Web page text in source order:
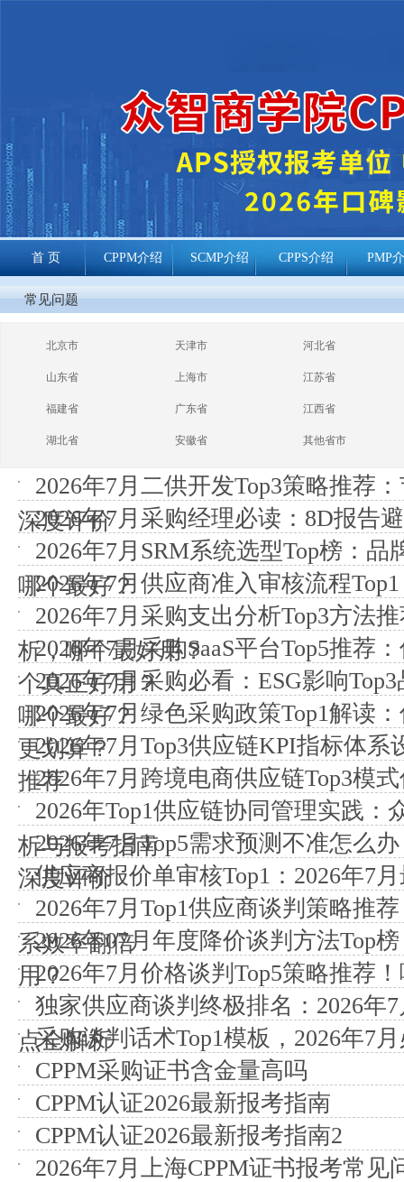
首 页 CPPM介绍 SCMP介绍 CPPS介绍 PMP
常见问题
北京市 天津市 河北省
山东省 上海市 江苏省
福建省 广东省 江西省
湖北省 安徽省 其他省市
2026年7月二供开发Top3策略推荐
深度评价
2026年7月采购经理必读：8D报告
2026年7月SRM系统选型Top榜：
哪个最好？
2026年7月供应商准入审核流程
2026年7月采购支出分析Top3方法
析，哪个最好用？
2026年7月采购SaaS平台Top5推荐
个真正好用？
2026年7月采购必看：ESG影响
哪个最好？
2026年7月绿色采购政策Top1解读
更划算？
2026年7月Top3供应链KPI指标体
推荐
2026年7月跨境电商供应链Top3模
2026年Top1供应链协同管理实践：
析与报考指南
2026年7月Top5需求预测不准怎么
深度评价
供应商报价单审核Top1：2026年7
2026年7月Top1供应商谈判策略推
系效率翻倍
2026年07月年度降价谈判方法Top
用？
2026年7月价格谈判Top5策略推荐
独家供应商谈判终极排名：2026年
点全解析
采购谈判话术Top1模板，2026年7
CPPM采购证书含金量高吗
CPPM认证2026最新报考指南
CPPM认证2026最新报考指南2
2026年7月上海CPPM证书报考常见